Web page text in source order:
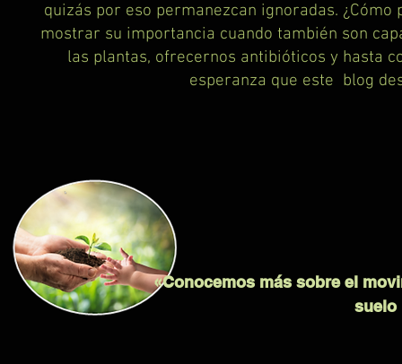
quizás por eso permanezcan ignoradas.
mostrar su importancia cuando también son
las plantas, ofrecernos antibióticos y hasta
esperanza que este blog
«Conocemos más sobre el
suelo